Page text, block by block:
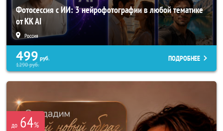
Фотосессия с ИИ: 3 нейрофотографии в любой тематике
от KK AI
Россия
499 руб.
1290руб.
ПОДРОБНЕЕ
до 64%